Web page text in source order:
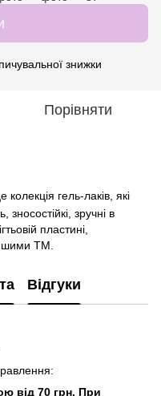
знижки
Порівняти
колекція гель-лаків, які
зручні в
пластині,
ТМ.
Відгуки
від 70 грн. При